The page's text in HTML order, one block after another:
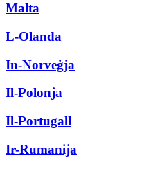
Malta
L-Olanda
In-Norveġja
Il-Polonja
Il-Portugall
Ir-Rumanija